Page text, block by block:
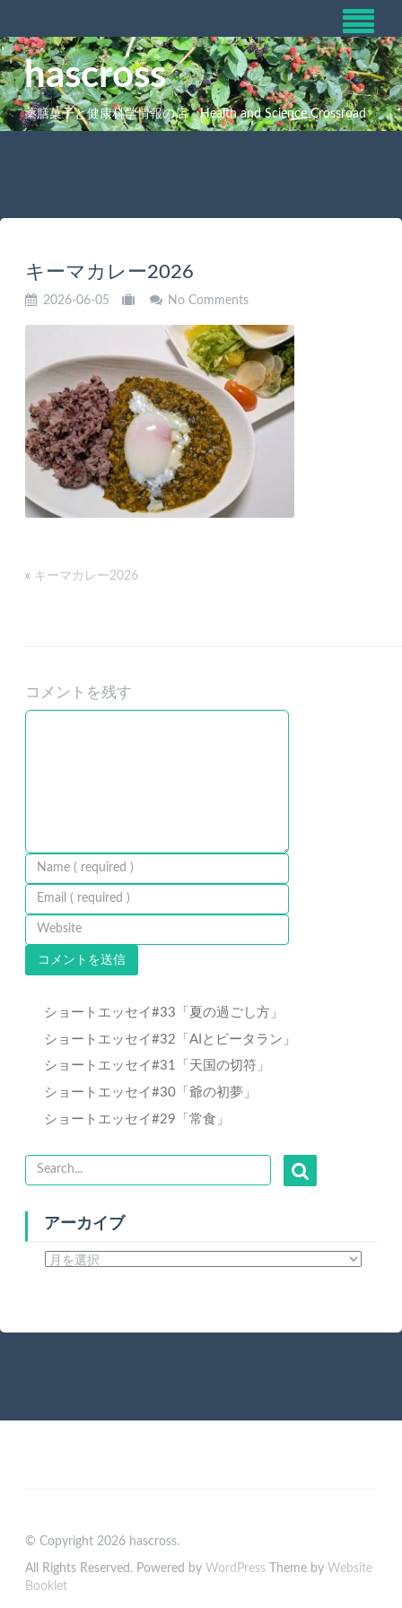
hascross
薬膳菓子と健康科学情報の店 Health and Science Crossroad
キーマカレー2026
2026-06-05 No Comments
« キーマカレー2026
コメントを残す
ショートエッセイ#33「夏の過ごし方」
ショートエッセイ#32「AIとビータラン」
ショートエッセイ#31「天国の切符」
ショートエッセイ#30「爺の初夢」
ショートエッセイ#29「常食」
アーカイブ
ブ
© Copyright 2026 hascross.
All Rights Reserved. Powered by WordPress Theme by Website
Booklet